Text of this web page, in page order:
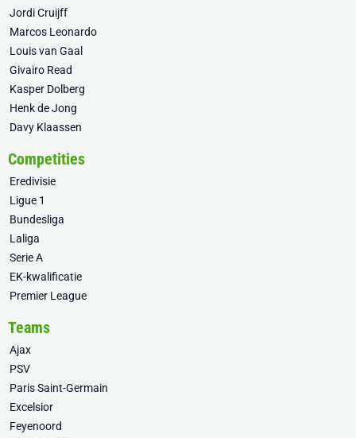
Jordi Cruijff
Marcos Leonardo
Louis van Gaal
Givairo Read
Kasper Dolberg
Henk de Jong
Davy Klaassen
Competities
Eredivisie
Ligue 1
Bundesliga
Laliga
Serie A
EK-kwalificatie
Premier League
Teams
Ajax
PSV
Paris Saint-Germain
Excelsior
Feyenoord